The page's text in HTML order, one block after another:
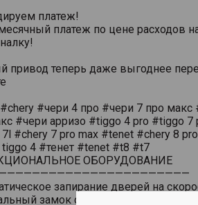
платеж!
платеж по цене расходов
привод теперь даже выгоднее
#чери 4 про #чери 7 про макс
#чери арризо #tiggo 4 pro #tiggo 7
#chery 7 pro max #tenet #chery 8
tiggo 4 #тенет #tenet #t8 #t7
ОБОРУДОВАНИЕ
запирание дверей на
замок с дистанционным